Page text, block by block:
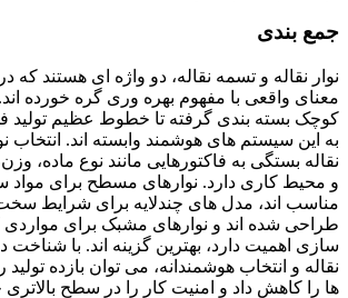
جمع بندی
نوار نقاله و تسمه نقاله، دو واژه ای هستند که
معنای واقعی با مفهوم بهره وری گره خورده
کوچک بسته بندی گرفته تا خطوط عظیم تولید
به این سیستم های هوشمند وابسته اند. انتخاب
نقاله بستگی به فاکتورهایی مانند نوع ماده،
و محیط کاری دارد. نوارهای مسطح برای
مناسب اند، مدل های چندلایه برای شرایط
طراحی شده اند و نوارهای مشبک برای مواردی
سازی اهمیت دارد، بهترین گزینه اند. با
نقاله و انتخاب هوشمندانه، می توان بازده تولید
ها را کاهش داد و امنیت کار را در سطح